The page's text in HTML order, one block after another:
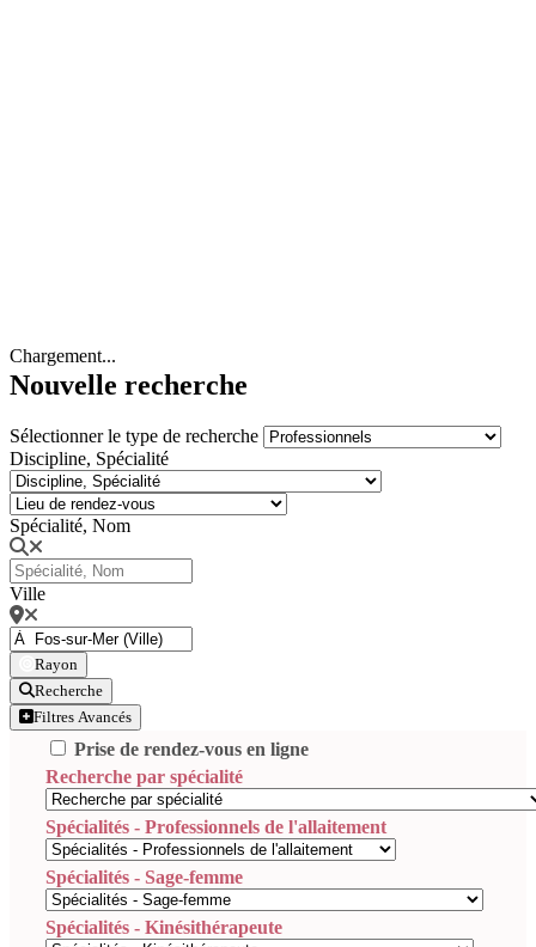
Chargement...
Nouvelle recherche
Sélectionner le type de recherche
Discipline, Spécialité
Spécialité, Nom
Ville
Rayon
Recherche
Filtres Avancés
Prise de rendez-vous en ligne
Recherche par spécialité
Spécialités - Professionnels de l'allaitement
Spécialités - Sage-femme
Spécialités - Kinésithérapeute